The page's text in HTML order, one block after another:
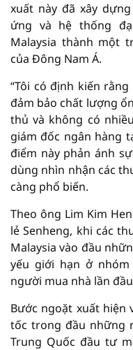
xuất này đã xây
ứng và hệ thống
Malaysia thành một
của Đông Nam Á.
“Tôi có định kiến
đảm bảo chất lượng
thủ và không có
giám đốc ngân hàng
điểm này phản ánh
dùng nhìn nhận các
càng phổ biến.
Theo ông Lim Kim
lẻ Senheng, khi các
Malaysia vào đầu
yếu giới hạn ở
người mua nhà lần
Bước ngoặt xuất hiện
tốc trong đầu những
Trung Quốc đầu tư